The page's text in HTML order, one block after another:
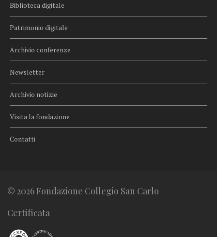
Biblioteca digitale
Patrimonio digitale
Archivio conferenze
Newsletter
Archivio notizie
Visita la fondazione
Contatti
© 2026 Fondazione Collegio San Carlo
Certificata